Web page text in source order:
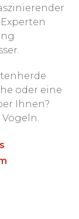
oder eine
Ihnen?